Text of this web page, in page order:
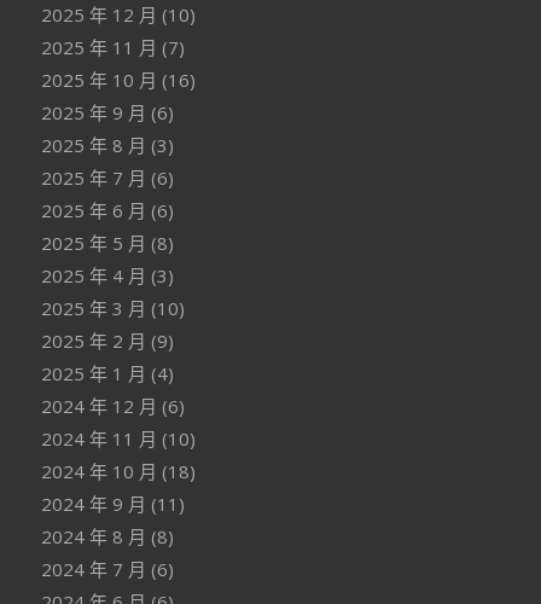
2025 年 12 月 (10)
2025 年 11 月 (7)
2025 年 10 月 (16)
2025 年 9 月 (6)
2025 年 8 月 (3)
2025 年 7 月 (6)
2025 年 6 月 (6)
2025 年 5 月 (8)
2025 年 4 月 (3)
2025 年 3 月 (10)
2025 年 2 月 (9)
2025 年 1 月 (4)
2024 年 12 月 (6)
2024 年 11 月 (10)
2024 年 10 月 (18)
2024 年 9 月 (11)
2024 年 8 月 (8)
2024 年 7 月 (6)